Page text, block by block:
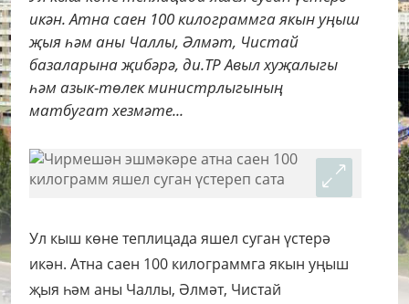
икән. Атна саен 100 килограммга якын уңыш
җыя һәм аны Чаллы, Әлмәт, Чистай
базаларына җибәрә, ди.ТР Авыл хуҗалыгы
һәм азык-төлек министрлыгының
матбугат хезмәте...
Ул кыш көне теплицада яшел суган үстерә
икән. Атна саен 100 килограммга якын уңыш
җыя һәм аны Чаллы, Әлмәт, Чистай